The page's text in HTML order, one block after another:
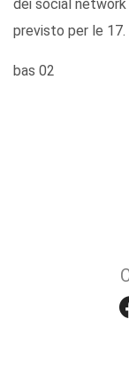
dei social network
previsto per le 17.
bas 02